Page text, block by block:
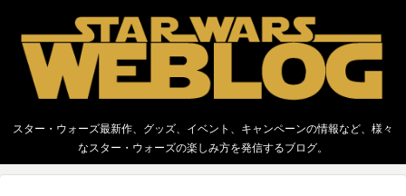
スター・ウォーズ最新作、グッズ、イベント、キャンペーンの情報など、様々
なスター・ウォーズの楽しみ方を発信するブログ。